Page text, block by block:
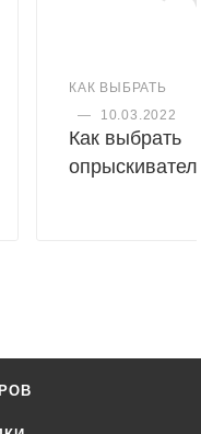
КАК ВЫБРАТЬ
—
10.03.2022
Как выбрать